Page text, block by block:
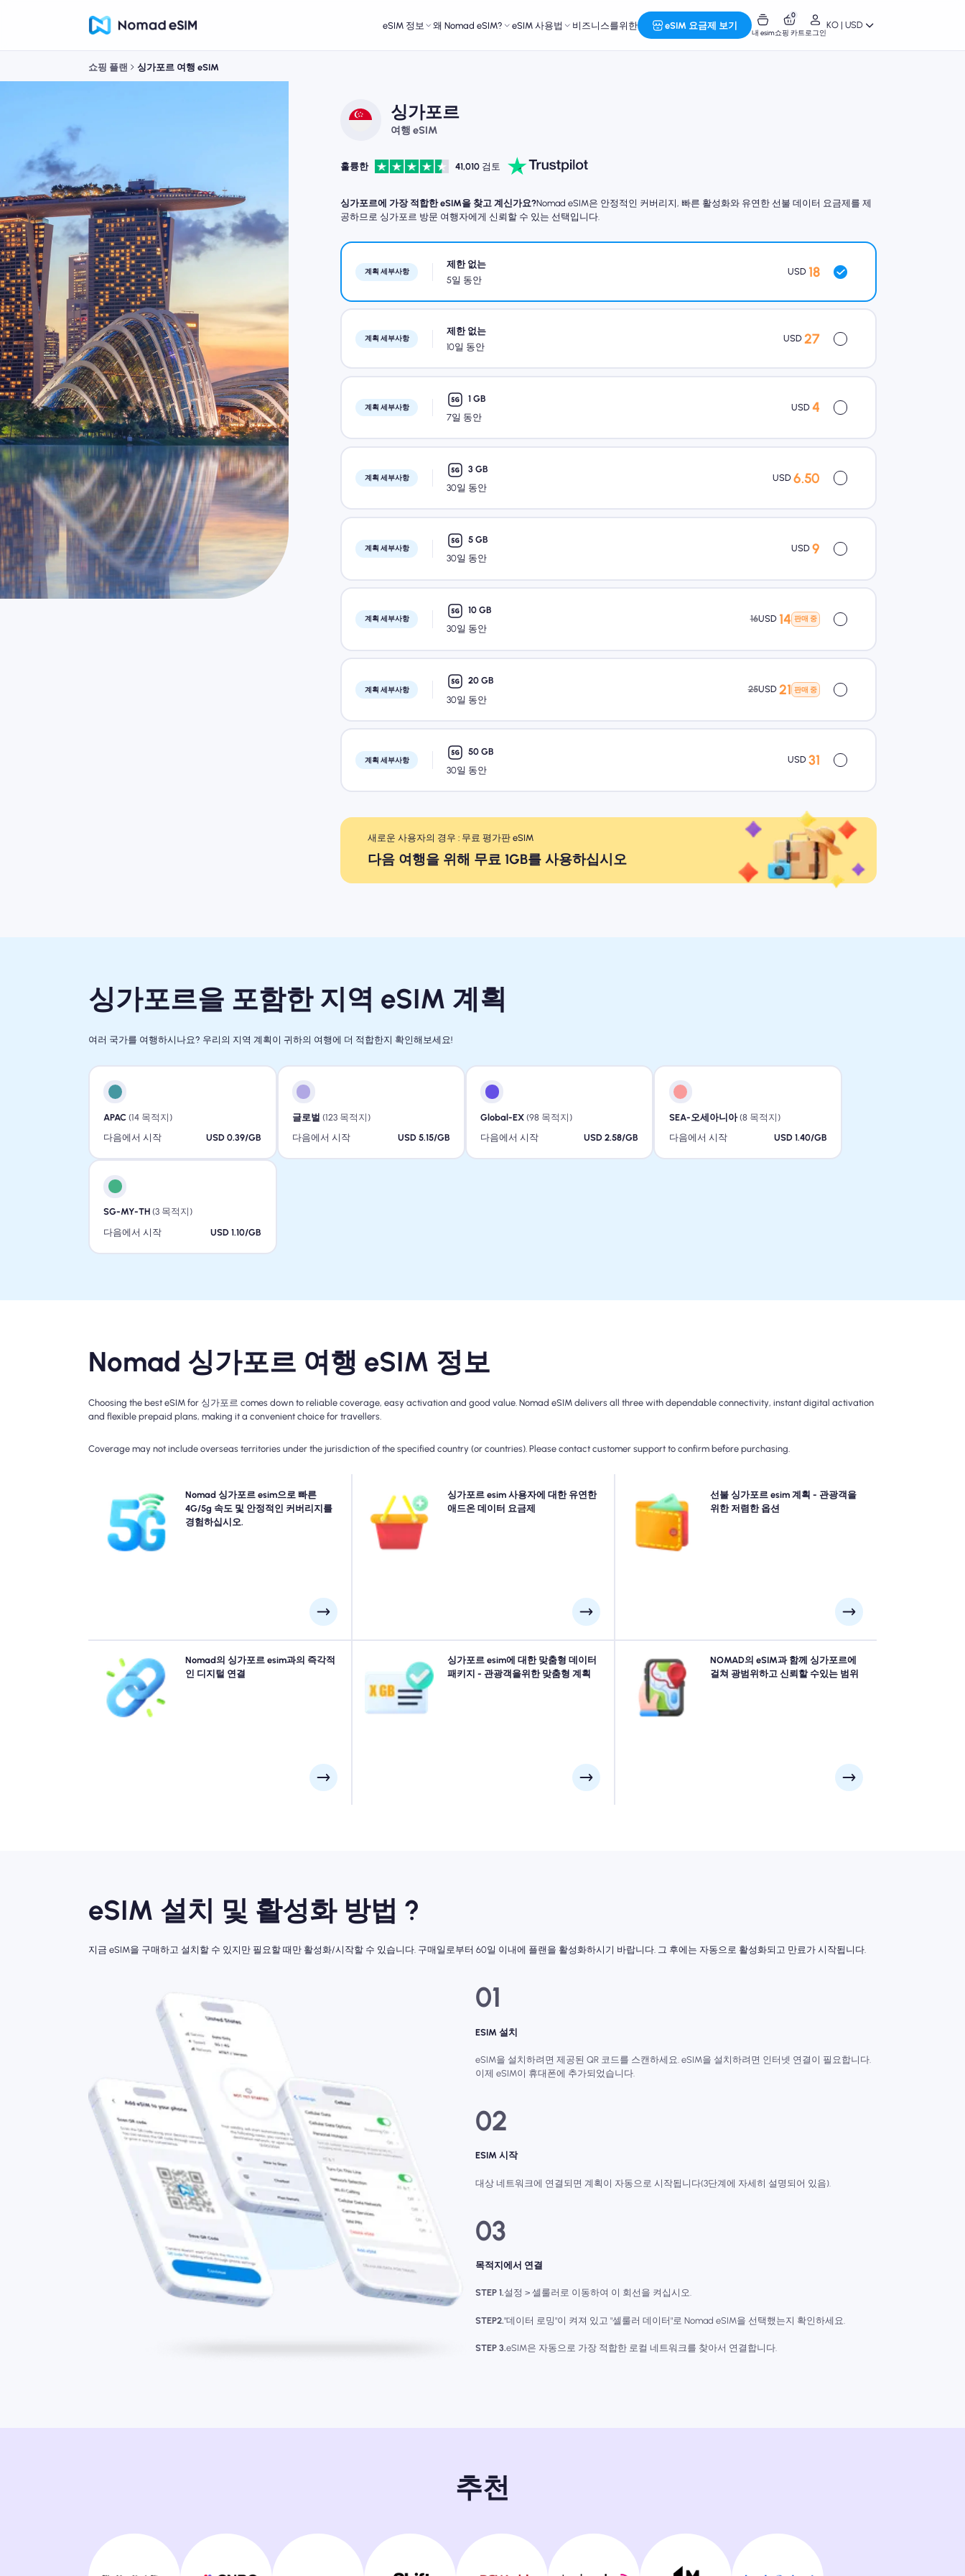
eSIM 정보 왜 Nomad eSIM? eSIM 사용법 비즈니스를위한 eSIM 요금제 보기
내 esim
0
쇼핑 카트로그인
KO | USD
쇼핑 플랜 싱가포르 여행 eSIM
싱가포르
여행 eSIM
훌륭한 41,010 검토
싱가포르에 가장 적합한 eSIM을 찾고 계신가요?Nomad eSIM은 안정적인 커버리지, 빠른 활성화와 유연한 선불 데이터 요금제를 제
공하므로 싱가포르 방문 여행자에게 신뢰할 수 있는 선택입니다.
계획 세부사항
제한 없는
5일 동안
USD 18
계획 세부사항
제한 없는
10일 동안
USD 27
계획 세부사항
1 GB
7일 동안
USD 4
계획 세부사항
3 GB
30일 동안
USD 6.50
계획 세부사항
5 GB
30일 동안
USD 9
계획 세부사항
10 GB
30일 동안
16USD 14 판매 중
계획 세부사항
20 GB
30일 동안
25USD 21 판매 중
계획 세부사항
50 GB
30일 동안
USD 31
새로운 사용자의 경우 : 무료 평가판 eSIM
다음 여행을 위해 무료 1GB를 사용하십시오
싱가포르을 포함한 지역 eSIM 계획
여러 국가를 여행하시나요? 우리의 지역 계획이 귀하의 여행에 더 적합한지 확인해보세요!
APAC (14 목적지)
다음에서 시작
USD 0.39/GB
글로벌 (123 목적지)
다음에서 시작
USD 5.15/GB
Global-EX (98 목적지)
다음에서 시작
USD 2.58/GB
SEA-오세아니아(8 목적지)
다음에서 시작
USD 1.40/GB
SG-MY-TH (3 목적지)
다음에서 시작
USD 1.10/GB
Nomad 싱가포르 여행 eSIM 정보
Choosing the best eSIM for 싱가포르 comes down to reliable coverage, easy activation and good value. Nomad eSIM delivers all three with dependable connectivity, instant digital activation
and flexible prepaid plans, making it a convenient choice for travellers.
Coverage may not include overseas territories under the jurisdiction of the specified country (or countries). Please contact customer support to confirm before purchasing.
Nomad 싱가포르 esim으로 빠른
4G/5g 속도 및 안정적인 커버리지를
경험하십시오.
NOMAD의 싱가포르 Travel esim과의 타오르는 빠른 5G,
4G 연결을 경험하십시오. 적용 범위는 위치 및 시간마다
다를 수 있으므로 특정 네트워크 가용성 및 속도에 대한 계
싱가포르 esim 사용자에 대한 유연한
애드온 데이터 요금제
더 많은 데이터가 필요하거나 계획을 확장해야합니까? 싱
가포르 esim에 애드온을 구매하면 Seamless 5G/4G 연결
을 계속 즐기십시오. 초기 계획이 만료되면 애드온이 중단
선불 싱가포르 esim 계획 - 관광객을
위한 저렴한 옵션
번거롭지 않은 4G/5G 연결에 대한 선불 싱가포르 esim 플
랜을 선택하십시오. 여행 후 청구 놀라움을 피하고 데이터
사용 및 비용을 완전히 제어 할 수 있도록 선불로 지불하십
Nomad의 싱가포르 esim과의 즉각적
인 디지털 연결
대기열을 건너 뛰고 물리적 심을 잊어 버리십시오. 빠른
4G/5G 연결을 위해 장치에서 NOMAD 싱가포르 esim을
즉시 활성화하십시오. 번거 로움이나 지연없이 공항에 도
싱가포르 esim에 대한 맞춤형 데이터
패키지 - 관광객을위한 맞춤형 계획
싱가포르로 여행합니까? 모든 필요에 맞게 설계된 싱가포
르 esim 데이터 패키지 중에서 선택하십시오. 우리의 eSIM
중 일부에는 수동 활성화가 필요합니다. 설치 이메일을 확
NOMAD의 eSIM과 함께 싱가포르에
걸쳐 광범위하고 신뢰할 수있는 범위
Nomad의 싱가포르 esim을 사용하여 자신감을 가지고 싱
가포르을 탐색하여 도시의 최고 명소 및 비즈니스 지구에
신뢰할 수있는 4G/5G 커버리지를 제공하십시오. 여행이
eSIM 설치 및 활성화 방법 ?
지금 eSIM을 구매하고 설치할 수 있지만 필요할 때만 활성화/시작할 수 있습니다. 구매일로부터 60일 이내에 플랜을 활성화하시기 바랍니다. 그 후에는 자동으로 활성화되고 만료가 시작됩니다.
01
ESIM 설치
eSIM을 설치하려면 제공된 QR 코드를 스캔하세요. eSIM을 설치하려면 인터넷 연결이 필요합니다.
이제 eSIM이 휴대폰에 추가되었습니다.
02
ESIM 시작
대상 네트워크에 연결되면 계획이 자동으로 시작됩니다(3단계에 자세히 설명되어 있음).
03
목적지에서 연결
STEP 1.설정 > 셀룰러로 이동하여 이 회선을 켜십시오.
STEP2."데이터 로밍"이 켜져 있고 "셀룰러 데이터"로 Nomad eSIM을 선택했는지 확인하세요.
STEP 3.eSIM은 자동으로 가장 적합한 로컬 네트워크를 찾아서 연결합니다.
추천